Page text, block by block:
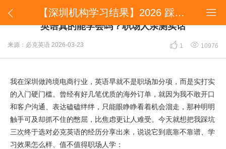
 
【深圳机构学习结果】2026 踩坑三次才选对！必克英语真的能学会吗？职场人亲测实话
【深圳机构学习结果】2026 踩坑三次才选对！必克
英语真的能学会吗？职场人亲测实话
来源：必克英语 2026-03-23  1  10976
我在深圳做跨境电商行业，英语早就不是职场加分项，而是实打实
的入门硬门槛。曾经有好几笔优质的海外订单，就因为我不敢开口
和客户沟通、表达磕磕绊绊，只能眼睁睁看着机会溜走，那种明明
触手可及却抓不住的憋屈，比焦虑更让人难受。今天就想把我踩坑
三次终于选对必克英语的经历分享出来，说说它到底靠不靠谱、学
习效果怎么样、值不值得职场人学：